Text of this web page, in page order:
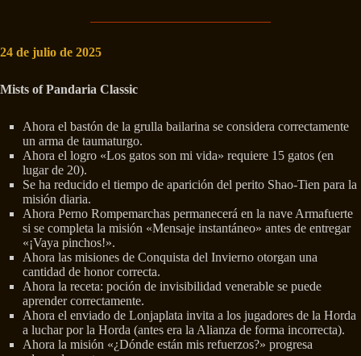
24 de julio de 2025
Mists of Pandaria Classic
Ahora el bastón de la grulla bailarina se considera correctamente
un arma de taumaturgo.
Ahora el logro «Los gatos son mi vida» requiere 15 gatos (en
lugar de 20).
Se ha reducido el tiempo de aparición del perito Shao-Tien para la
misión diaria.
Ahora Perno Rompemarchas permanecerá en la nave Armafuerte
si se completa la misión «Mensaje instantáneo» antes de entregar
«¡Vaya pinchos!».
Ahora las misiones de Conquista del Invierno otorgan una
cantidad de honor correcta.
Ahora la receta: poción de invisibilidad venerable se puede
aprender correctamente.
Ahora el enviado de Lonjaplata invita a los jugadores de la Horda
a luchar por la Horda (antes era la Alianza de forma incorrecta).
Ahora la misión «¿Dónde están mis refuerzos?» progresa